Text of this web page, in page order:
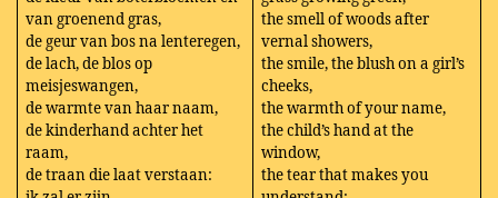
van groenend gras,
de geur van bos na lenteregen,
de lach, de blos op
meisjeswangen,
de warmte van haar naam,
de kinderhand achter het
raam,
de traan die laat verstaan:
the smell of woods after
vernal showers,
the smile, the blush on a girl’s
cheeks,
the warmth of your name,
the child’s hand at the
window,
the tear that makes you